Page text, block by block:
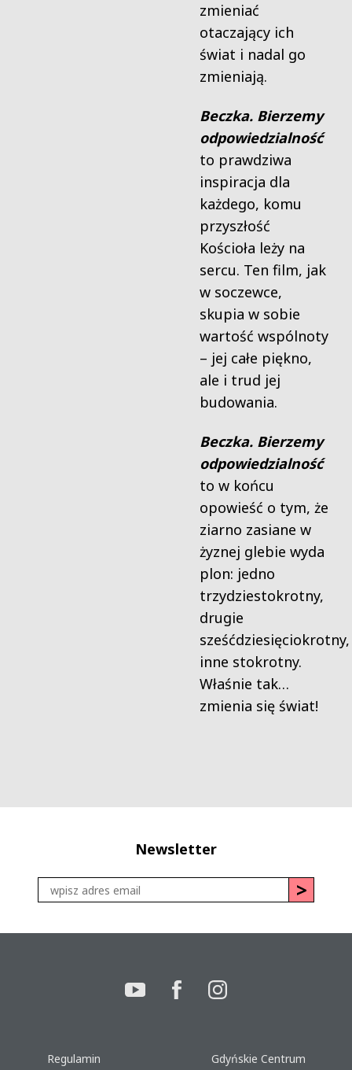
zmieniać
otaczający ich
świat i nadal go
zmieniają.
Beczka. Bierzemy
odpowiedzialność
to prawdziwa
inspiracja dla
każdego, komu
przyszłość
Kościoła leży na
sercu. Ten film, jak
w soczewce,
skupia w sobie
wartość wspólnoty
– jej całe piękno,
ale i trud jej
budowania.
Beczka. Bierzemy
odpowiedzialność
to w końcu
opowieść o tym, że
ziarno zasiane w
żyznej glebie wyda
plon: jedno
trzydziestokrotny,
drugie
sześćdziesięciokrotny,
inne stokrotny.
Właśnie tak…
zmienia się świat!
Newsletter
Regulamin
Gdyńskie Centrum